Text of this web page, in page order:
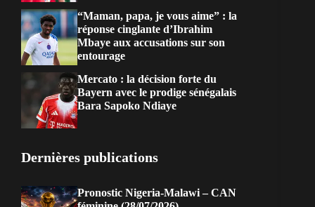
“Maman, papa, je vous aime” : la
réponse cinglante d’Ibrahim
Mbaye aux accusations sur son
entourage
Mercato : la décision forte du
Bayern avec le prodige sénégalais
Bara Sapoko Ndiaye
Dernières publications
Pronostic Nigeria-Malawi – CAN